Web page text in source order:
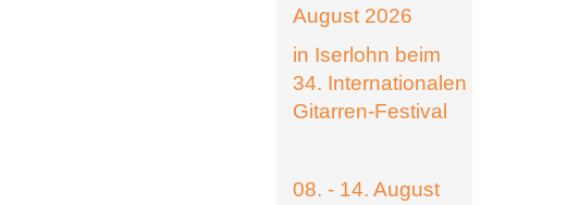
August 2026
in Iserlohn beim
34. Internationalen
Gitarren-Festival
08. - 14. August